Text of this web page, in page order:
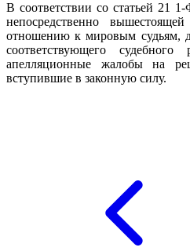
В соответствии со статьей 21
непосредственно
отношению к мировым судьям,
соответствующего
апелляционные жалобы на
вступившие в законную силу.